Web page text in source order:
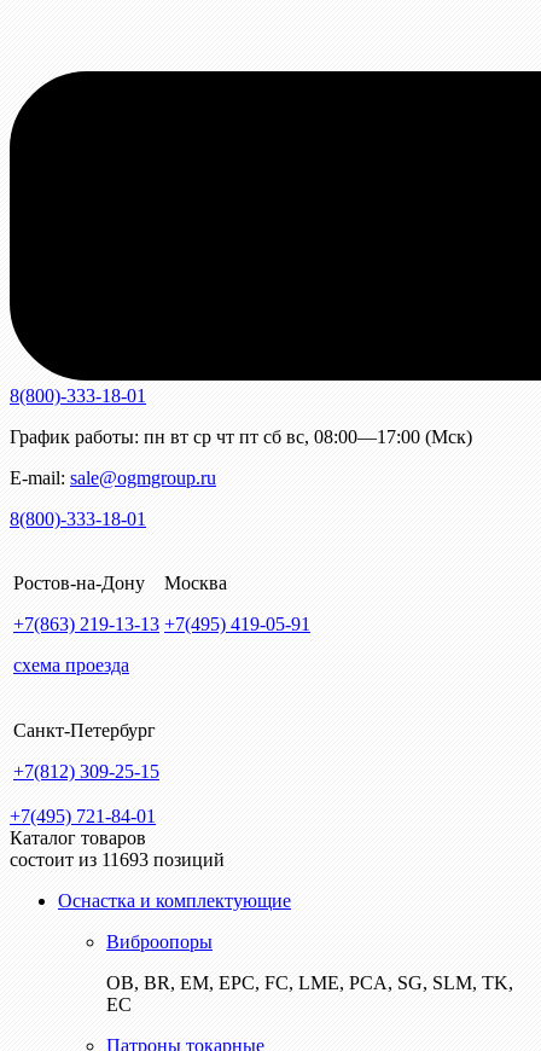
8(800)-333-18-01
График работы: пн вт ср чт пт сб вс, 08:00—17:00 (Мск)
E-mail: sale@ogmgroup.ru
8(800)-333-18-01
Ростов-на-Дону
+7(863) 219-13-13
схема проезда
Москва
+7(495) 419-05-91
Санкт-Петербург
+7(812) 309-25-15
+7(495) 721-84-01
Каталог товаров
состоит из 11693 позиций
Оснастка и комплектующие
Виброопоры
ОВ, BR, EM, EPC, FC, LME, PCA, SG, SLM, TK,
EC
Патроны токарные